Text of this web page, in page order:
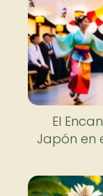
El
Japón en